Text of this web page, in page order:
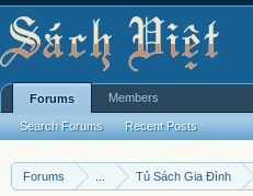
Forums Tủ Sách Gia Đình
Forums
Search Forums Recent Posts
Members